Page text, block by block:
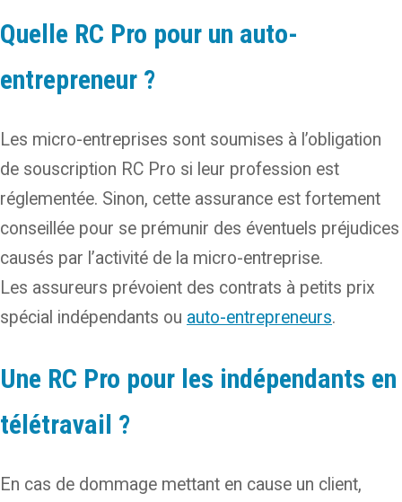
Quelle RC Pro pour un auto-
entrepreneur ?
Les micro-entreprises sont soumises à l’obligation
de souscription RC Pro si leur profession est
réglementée. Sinon, cette assurance est fortement
conseillée pour se prémunir des éventuels préjudices
causés par l’activité de la micro-entreprise.
Les assureurs prévoient des contrats à petits prix
spécial indépendants ou auto-entrepreneurs.
Une RC Pro pour les indépendants en
télétravail ?
En cas de dommage mettant en cause un client,